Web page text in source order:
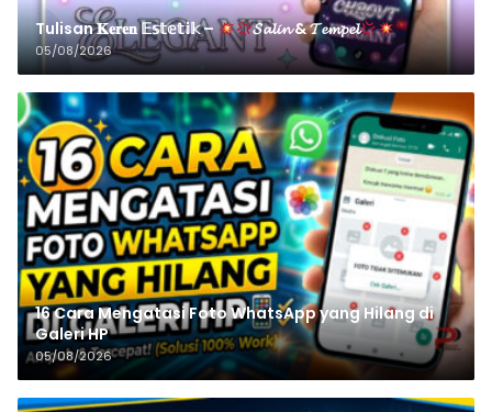
Tulisan 𝐊𝐞𝐫𝐞𝐧 𝔼𝕤𝕥𝕖𝕥𝕚𝕜 – 𝓢𝓪𝓵𝓲𝓷 & 𝓣𝓮𝓶𝓹𝓮𝓵
05/08/2026
16 Cara Mengatasi Foto WhatsApp yang Hilang di
Galeri HP
05/08/2026